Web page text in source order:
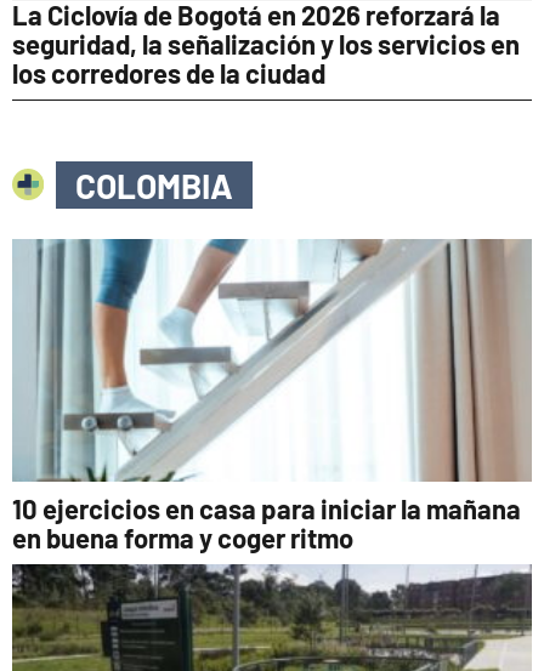
La Ciclovía de Bogotá en 2026 reforzará la
seguridad, la señalización y los servicios en
los corredores de la ciudad
COLOMBIA
10 ejercicios en casa para iniciar la mañana
en buena forma y coger ritmo